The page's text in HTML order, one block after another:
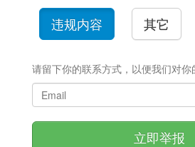
违规内容 其它
请留下你的联系方式，以便我们对
立即举报